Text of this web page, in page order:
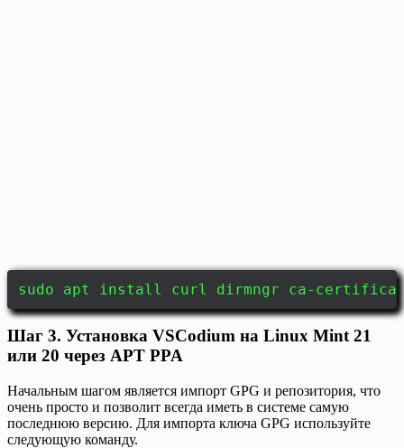
sudo apt install curl dirmngr ca-
Шаг 3. Установка VSCodium на Linux Mint 21
или 20 через APT PPA
Начальным шагом является импорт GPG и репозитория, что
очень просто и позволит всегда иметь в системе самую
последнюю версию. Для импорта ключа GPG используйте
следующую команду.